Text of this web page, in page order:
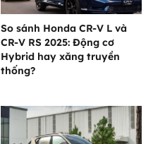
So sánh Honda CR-V L và
CR-V RS 2025: Động cơ
Hybrid hay xăng truyền
thống?